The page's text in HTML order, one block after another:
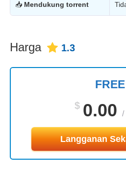
📥 Mendukung torrent
Harga 1.3
FREE
$ 0.00 /
Langganan